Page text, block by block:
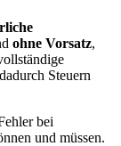
ohne Vorsatz,
Steuern
bei
und müssen.